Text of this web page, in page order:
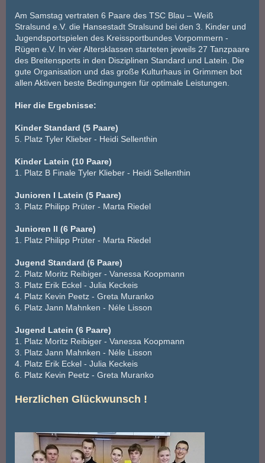
Am Samstag vertraten 6 Paare des TSC Blau – Weiß
Stralsund e.V. die Hansestadt Stralsund bei den 3. Kinder und
Jugendsportspielen des Kreissportbundes Vorpommern -
Rügen e.V. In vier Altersklassen starteten jeweils 27 Tanzpaare
des Breitensports in den Disziplinen Standard und Latein. Die
gute Organisation und das große Kulturhaus in Grimmen bot
allen Aktiven beste Bedingungen für optimale Leistungen.
Hier die Ergebnisse:
Kinder Standard (5 Paare)
5. Platz Tyler Klieber - Heidi Sellenthin
Kinder Latein (10 Paare)
1. Platz B Finale Tyler Klieber - Heidi Sellenthin
Junioren I Latein (5 Paare)
3. Platz Philipp Prüter - Marta Riedel
Junioren II (6 Paare)
1. Platz Philipp Prüter - Marta Riedel
Jugend Standard (6 Paare)
2. Platz Moritz Reibiger - Vanessa Koopmann
3. Platz Erik Eckel - Julia Keckeis
4. Platz Kevin Peetz - Greta Muranko
6. Platz Jann Mahnken - Néle Lisson
Jugend Latein (6 Paare)
1. Platz Moritz Reibiger - Vanessa Koopmann
3. Platz Jann Mahnken - Néle Lisson
4. Platz Erik Eckel - Julia Keckeis
6. Platz Kevin Peetz - Greta Muranko
Herzlichen Glückwunsch !